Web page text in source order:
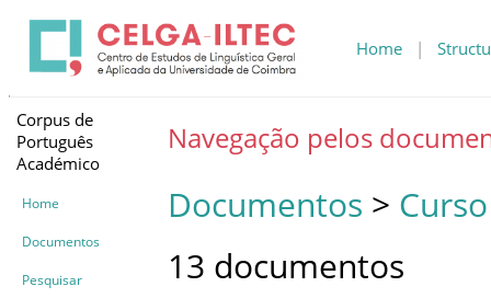
Home |
Corpus de
Português
Académico
Home
Documentos
Pesquisar
Navegação pelos
Documentos > Curso
13 documentos